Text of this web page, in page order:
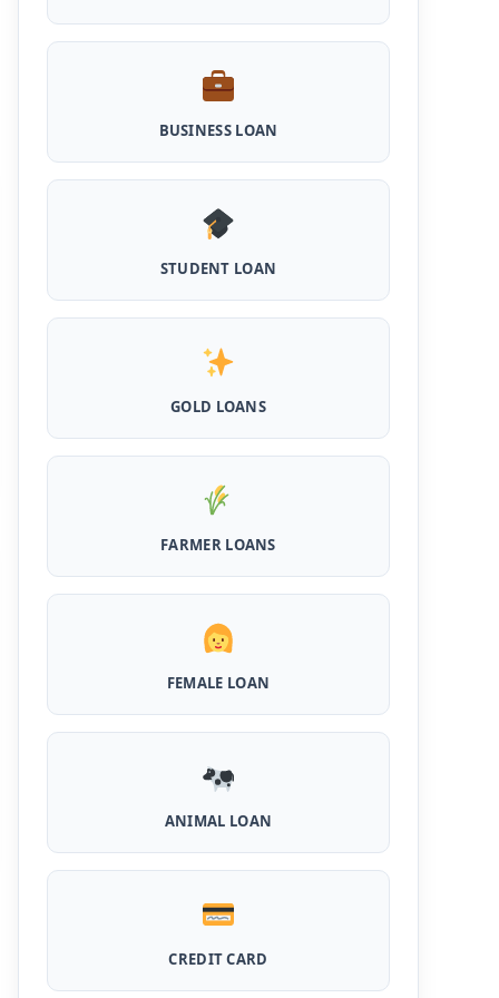
मिलता है 5 लाख का लोन, 5 साल नहीं लगता ब्याज
Shilpi Samridhi Loan Scheme: इस सरकारी
योजना से गरीबों को मिलता है 50 हजार से 5 लाख तक का
Cattle and Murrah Development Yojana:
दुधारू पशु के लिए प्रोत्साहन राशि योजना शुरू, अब भैस
महिलाओं को बिना गारंटी और बिना ब्याज के मिलेगा ₹3 लाख
लिए ऐसे ले सकते है 5 लाख तक का सरकारी लोन, मिलेगी
MPocket Student Loan: स्टूडेंट्स यहाँ से ले सकते
है पुरे 50 हजार तक का लोन, ना सिबिल ना इनकम प्रूफ
Airtel Payment Bank Loan Online Apply:
लोन, अभी ऐसे आपके फोन से करे अप्लाई
Flipkart Loan Apply Online: इस प्रकार बिना
Canara Bank Loan Apply Online: इस तरह
कैनरा बैंक से घर बैठे ले सकते है 20 लाख तक का लोन, अभी
ऐसे करे अप्लाई
महिलाओं के लिए ये 5 लोन होते है ब्याज फ्री, छोटी किस्तों में
BUSINESS LOAN
STUDENT LOAN
GOLD LOANS
FARMER LOANS
FEMALE LOAN
ANIMAL LOAN
CREDIT CARD